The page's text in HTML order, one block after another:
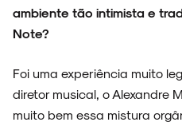
ambiente tão intimista e
Note?
Foi uma experiência muito
diretor musical, o Alexandre
muito bem essa mistura